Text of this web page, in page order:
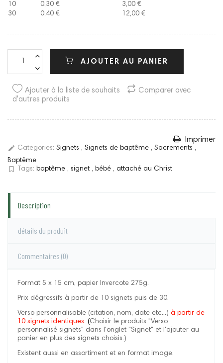
10
0,30 €
3,00 €
30
0,40 € 12,00 €
AJOUTER AU PANIER
Ajouter à la liste de souhaits
Comparer avec
d'autres produits
Imprimer
edit Categories: Signets , Signets de baptême , Sacrements ,
Baptême
bookmark_border Tags: baptême , signet , bébé , attaché au Christ
Description
détails du produit
Commentaires (0)
Format 5 x 15 cm, papier Invercote 275g.
Prix dégressifs à partir de 10 signets puis de 30.
Verso personnalisable (citation, nom, date etc...) à partir de
10 signets identiques. (Choisir le produits "Verso
personnalisé signets" dans l'onglet "Signet" et l'ajouter au
panier en plus des signets choisis.)
Existent aussi en assortiment et en format image.